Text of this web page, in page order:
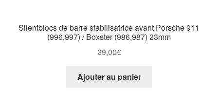
Silentblocs de barre stabilisatrice avant Porsche 911
(996,997) / Boxster (986,987) 23mm
29,00€
Ajouter au panier